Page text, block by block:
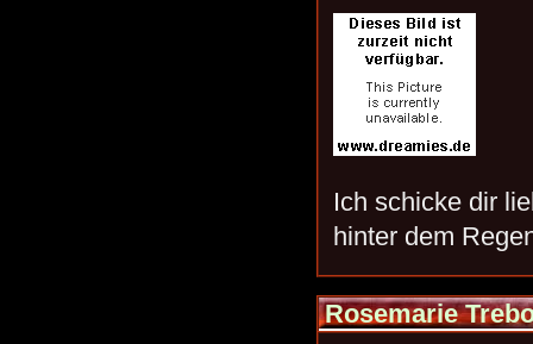
Ich schicke dir
hinter dem
Rosemarie